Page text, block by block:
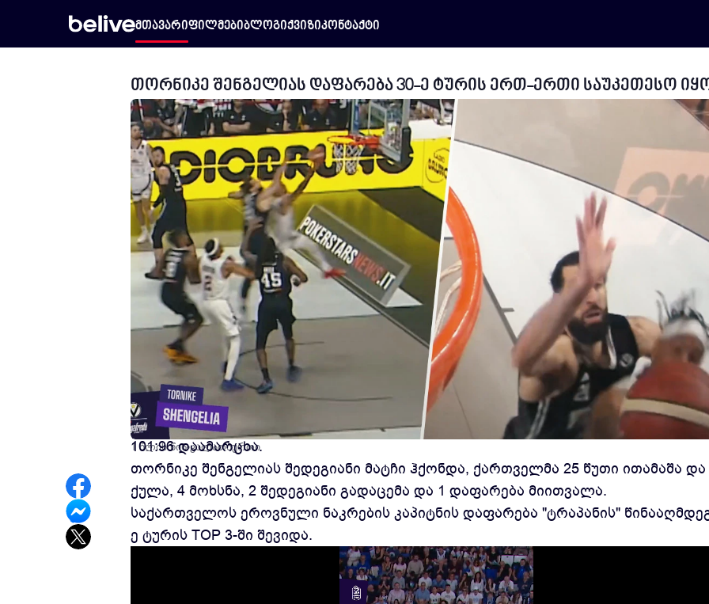
მთავარიფილმებიბლოგიქვიზიკონტაქტი
თორნიკე შენგელიას დაფარება 30-ე ტურის ერთ-ერთი საუკეთესო
1 წლის წინ კალათბურთი
იტალიის სერია A-ს ბოლო, 30-ე ტურში "ვირტუს ბოლონიამ" "ტრაპანი"
101:96 დაამარცხა.
თორნიკე შენგელიას შედეგიანი მატჩი ჰქონდა, ქართველმა 25 წუთი ითამაშა და
ქულა, 4 მოხსნა, 2 შედეგიანი გადაცემა და 1 დაფარება მიითვალა.
საქართველოს ეროვნული ნაკრების კაპიტნის დაფარება "ტრაპანის"
ე ტურის TOP 3-ში შევიდა.